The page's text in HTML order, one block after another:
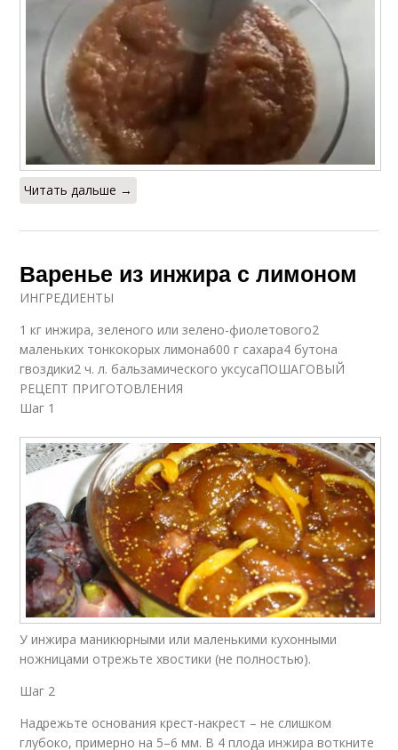
Читать дальше →
Варенье из инжира с лимоном
ИНГРЕДИЕНТЫ
1 кг инжира, зеленого или зелено-фиолетового2
маленьких тонкокорых лимона600 г сахара4 бутона
гвоздики2 ч. л. бальзамического уксусаПОШАГОВЫЙ
РЕЦЕПТ ПРИГОТОВЛЕНИЯ
Шаг 1
У инжира маникюрными или маленькими кухонными
ножницами отрежьте хвостики (не полностью).
Шаг 2
Надрежьте основания крест-накрест – не слишком
глубоко, примерно на 5–6 мм. В 4 плода инжира воткните